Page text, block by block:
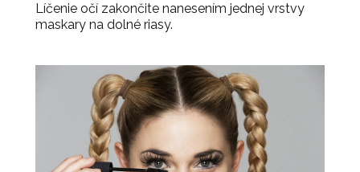
Líčenie očí zakončite nanesením jednej vrstvy
maskary na dolné riasy.